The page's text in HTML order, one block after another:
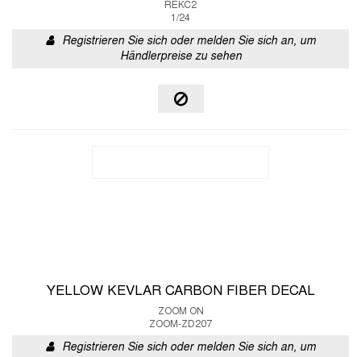
REKC2
1/24
Registrieren Sie sich oder melden Sie sich an, um
Händlerpreise zu sehen
YELLOW KEVLAR CARBON FIBER DECAL
ZOOM ON
ZOOM-ZD207
Registrieren Sie sich oder melden Sie sich an, um